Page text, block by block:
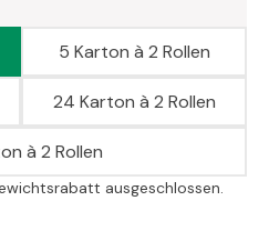
ausgeschlossen.
5 Karton à 2 Rollen
24 Karton à 2 Rollen
à 2 Rollen